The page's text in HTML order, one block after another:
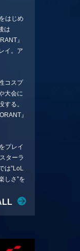
らえる
いたい
。X：
はじめ
は
』
イ。ア
曲家と
ーの二
く活動
き！
コスプ
大会に
する。
』
ームは
。X：
プレイ
ターラ
は”LoL
しさ”を
イン